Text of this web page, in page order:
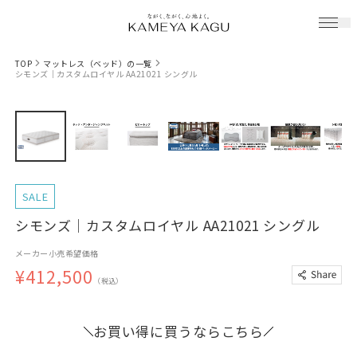
TOP
マットレス（ベッド）の一覧
シモンズ｜カスタムロイヤル AA21021 シングル
SALE
シモンズ｜カスタムロイヤル AA21021 シングル
メーカー小売希望価格
¥412,500 （税込）
お買い得に買うならこちら